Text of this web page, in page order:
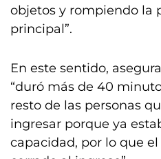
objetos y rompiendo la
principal”.
En este sentido,
“duró más de 40
resto de las personas
ingresar porque ya
capacidad, por lo que